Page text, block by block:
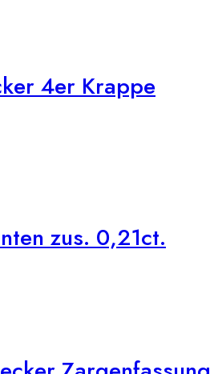
4er Krappe
zus. 0,21ct.